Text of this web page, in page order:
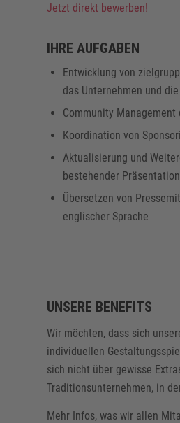
Jetzt direkt bewerben!
IHRE AUFGABEN
Entwicklung von
das Unternehmen und
Community
Koordination von
Aktualisierung und
bestehender
Übersetzen von
englischer Sprache
UNSERE BENEFITS
Wir möchten, dass sich
individuellen
sich nicht über gewisse
Traditionsunternehmen, in
Mehr Infos, was wir allen